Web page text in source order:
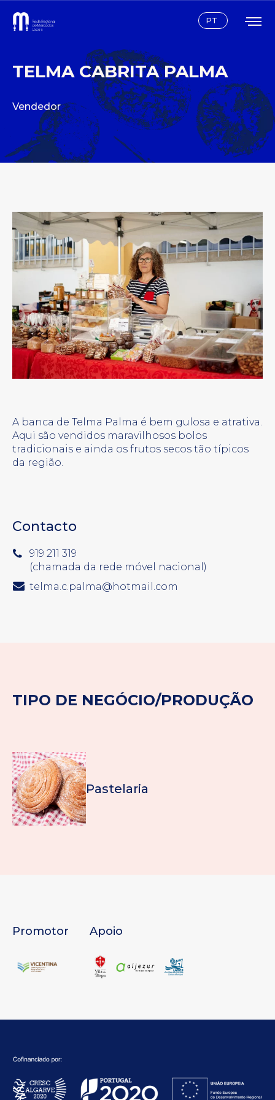
PT
TELMA CABRITA PALMA
Vendedor
A banca de Telma Palma é bem gulosa e atrativa.
Aqui são vendidos maravilhosos bolos
tradicionais e ainda os frutos secos tão típicos
da região.
Contacto
919 211 319
(chamada da rede móvel nacional)
telma.c.palma@hotmail.com
TIPO DE NEGÓCIO/PRODUÇÃO
Pastelaria
Promotor Apoio